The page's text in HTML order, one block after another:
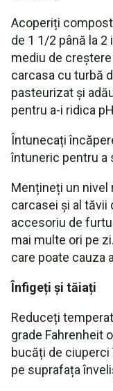
Acoperiți
de 1 1/2 până la
mediu de
carcasa cu turbă
pasteurizat și
pentru a-i ridica
Întunecați
întuneric pentru a
Mențineți un nivel
carcasei și al tăvii
accesoriu de
mai multe ori pe
care poate cauza
Înfigeți și tăiați
Reduceți
grade Fahrenheit
bucăți de
pe suprafața